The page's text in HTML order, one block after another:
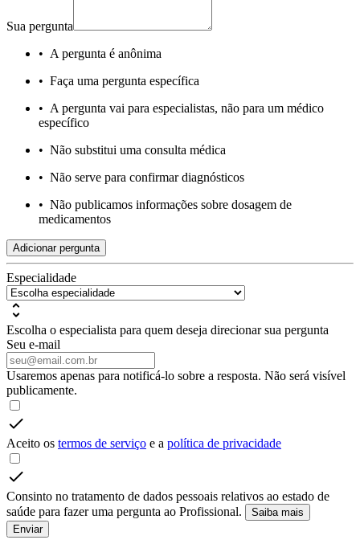
Sua pergunta
• A pergunta é anônima
• Faça uma pergunta específica
• A pergunta vai para especialistas, não para um médico
específico
• Não substitui uma consulta médica
• Não serve para confirmar diagnósticos
• Não publicamos informações sobre dosagem de
medicamentos
Adicionar pergunta
Especialidade
Escolha o especialista para quem deseja direcionar sua pergunta
Seu e-mail
Usaremos apenas para notificá-lo sobre a resposta. Não será visível
publicamente.
Aceito os termos de serviço e a política de privacidade
Consinto no tratamento de dados pessoais relativos ao estado de
saúde para fazer uma pergunta ao Profissional.
Saiba mais
Enviar